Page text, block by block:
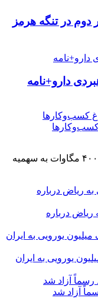
در تنگه هرمز
دارو+نامه
معاون وزیر صمت، گفت: مقرر شد ۳۰۰ تا ۴۰۰ مگاوات به سهمیه
درباره
یورویی به ایران
آزاد شد